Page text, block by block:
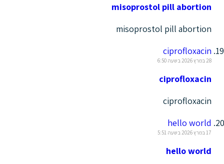
misoprostol pill abortion
misoprostol pill abortion
ciprofloxacin
28 במרץ 2026 בשעה 6:50
ciprofloxacin
ciprofloxacin
hello world
17 במרץ 2026 בשעה 5:51
hello world